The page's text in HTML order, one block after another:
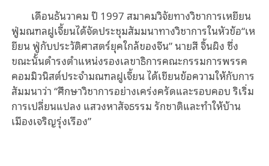
เดือนธันวาคม ปี 1997 สมาคมวิจัยทางวิชาการเหยียน
ฟู่มณฑลฝูเจี้ยนได้จัดประชุมสัมมนาทางวิชาการในหัวข้อ“เห
ยียน ฟู่กับประวัติศาสตร์ยุคใกล้ของจีน” นายสี จิ้นผิง ซึ่ง
ขณะนั้นดำรงตำแหน่งรองเลขาธิการคณะกรรมการพรรค
คอมมิวนิสต์ประจำมณฑลฝูเจี้ยน ได้เขียนข้อความให้กับการ
สัมมนาว่า “ศึกษาวิชาการอย่างเคร่งครัดและรอบคอบ ริเริ่ม
การเปลี่ยนแปลง แสวงหาสัจธรรม รักชาติและทำให้บ้าน
เมืองเจริญรุ่งเรือง”